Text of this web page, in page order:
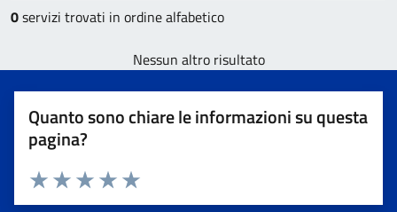
0servizi trovati in ordine alfabetico
Nessun altro risultato
Quanto sono chiare le informazioni su questa
pagina?
Valuta 5 stelle su 5
Valuta 4 stelle su 5
Valuta 3 stelle su 5
Valuta 2 stelle su 5
Valuta 1 stelle su 5